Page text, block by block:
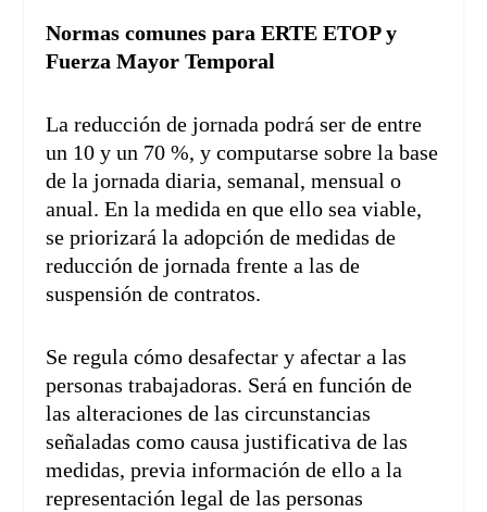
Normas comunes para ERTE ETOP y
Fuerza Mayor Temporal
La reducción de jornada podrá ser de entre
un 10 y un 70 %, y computarse sobre la base
de la jornada diaria, semanal, mensual o
anual. En la medida en que ello sea viable,
se priorizará la adopción de medidas de
reducción de jornada frente a las de
suspensión de contratos.
Se regula cómo desafectar y afectar a las
personas trabajadoras. Será en función de
las alteraciones de las circunstancias
señaladas como causa justificativa de las
medidas, previa información de ello a la
representación legal de las personas